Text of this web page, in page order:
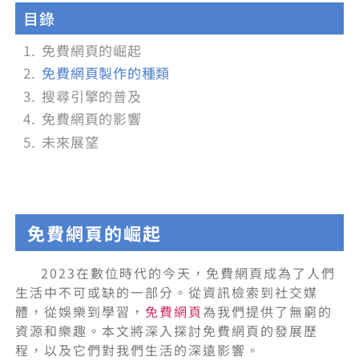
目錄
免費網頁的崛起
免費網頁製作的種類
搜尋引擎的普及
免費網頁的影響
未來展望
免費網頁的崛起
2023在數位時代的今天，免費網頁成為了人們
生活中不可或缺的一部分。從資訊檢索到社交媒
體，從娛樂到學習， 免費網頁為我們提供了無窮的
資源和樂趣。本文將深入探討免費網頁的發展歷
程，以及它們對我們生活的深遠影響。